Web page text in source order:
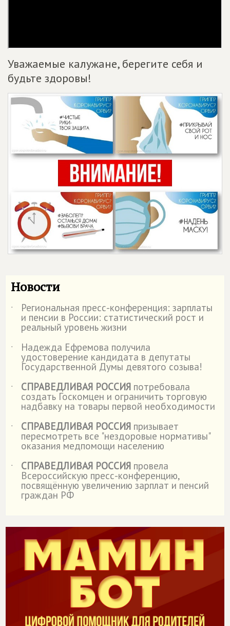
Уважаемые калужане, берегите себя и
будьте здоровы!
Новости
˙ Региональная пресс-конференция: зарплаты
и пенсии в России: статистический рост и
реальный уровень жизни
˙
Надежда Ефремова получила
удостоверение кандидата в депутаты
Государственной Думы девятого созыва!
˙
СПРАВЕДЛИВАЯ РОССИЯ потребовала
создать Госкомцен и ограничить торговую
надбавку на товары первой необходимости
˙
СПРАВЕДЛИВАЯ РОССИЯ призывает
пересмотреть все "нездоровые нормативы"
оказания медпомощи населению
˙
СПРАВЕДЛИВАЯ РОССИЯ провела
Всероссийскую пресс-конференцию,
посвящённую увеличению зарплат и пенсий
граждан РФ